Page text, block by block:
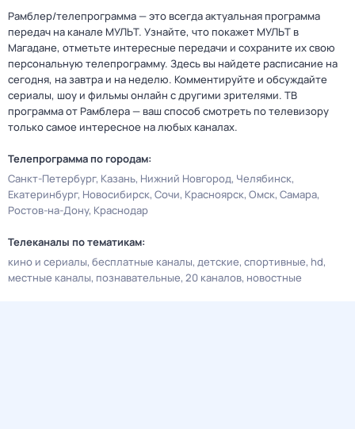
Рамблер/телепрограмма — это всегда актуальная программа
передач на канале МУЛЬТ. Узнайте, что покажет МУЛЬТ в
Магадане, отметьте интересные передачи и сохраните их свою
персональную телепрограмму. Здесь вы найдете расписание на
сегодня, на завтра и на неделю. Комментируйте и обсуждайте
сериалы, шоу и фильмы онлайн с другими зрителями. ТВ
программа от Рамблера — ваш способ смотреть по телевизору
только самое интересное на любых каналах.
Телепрограмма по городам:
Санкт-Петербург Казань Нижний Новгород Челябинск
Екатеринбург Новосибирск Сочи Красноярск Омск Самара
Ростов-на-Дону Краснодар
Телеканалы по тематикам:
кино и сериалы бесплатные каналы детские спортивные hd
местные каналы познавательные 20 каналов новостные